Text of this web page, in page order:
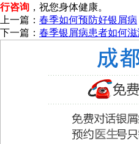
行咨询 ，祝您身体健康。
上一篇： 春季如何预防好银屑病
下一篇： 春季银屑病患者如何滋